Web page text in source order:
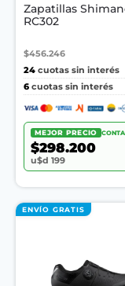
Zapatillas
RC302
$456.246
24 cuotas sin interés
6 cuotas sin interés
MEJOR PRECIO
$298.200
u$d 199
ENVÍO GRATIS